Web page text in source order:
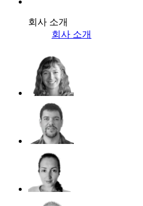
회사 소개
회사 소개